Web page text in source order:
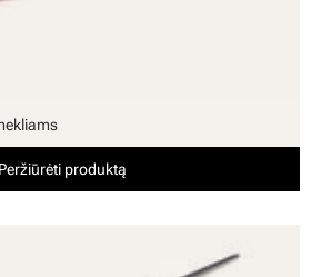
Peržiūrėti produktą